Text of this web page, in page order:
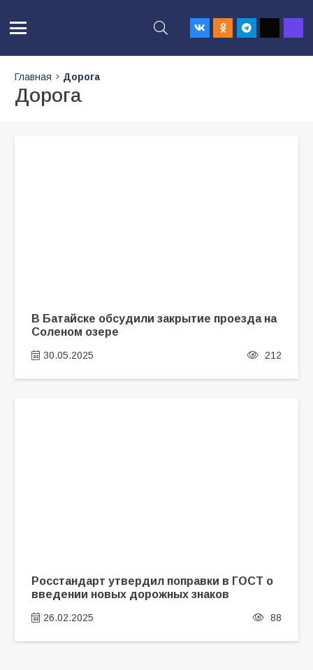
Главная Дорога
Дорога
В Батайске обсудили закрытие проезда на
Соленом озере
30.05.2025 212
Росстандарт утвердил поправки в ГОСТ о
введении новых дорожных знаков
26.02.2025 88